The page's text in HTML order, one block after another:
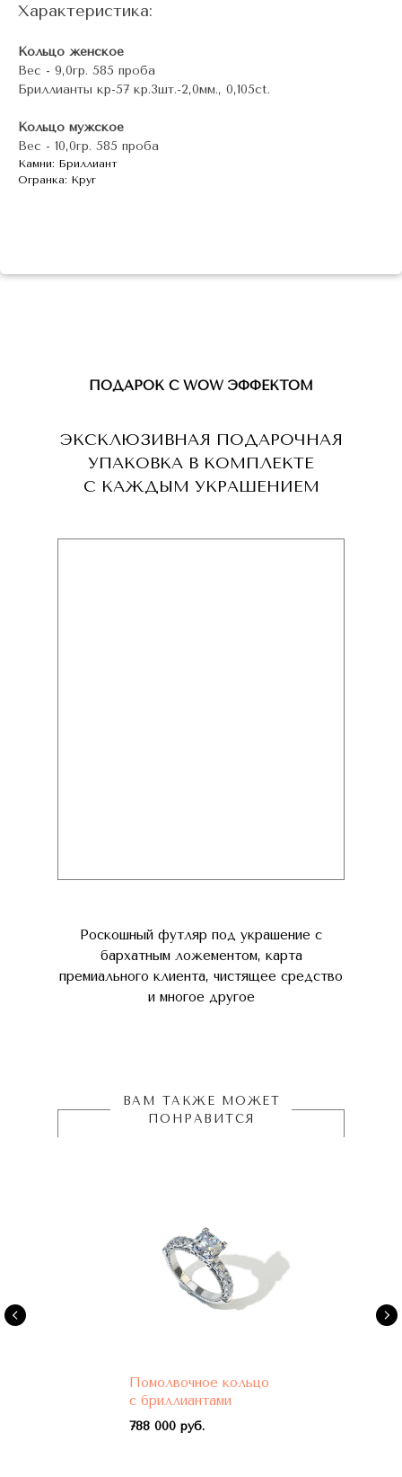
Характеристика:
Кольцо женское
Вес - 9,0гр. 585 проба
Бриллианты кр-57 кр.3шт.-2,0мм., 0,105ct.
Кольцо мужское
Вес - 10,0гр. 585 проба
Камни: Бриллиант
Огранка: Круг
ЭКСКЛЮЗИВНАЯ ПОДАРОЧНАЯ
УПАКОВКА В КОМПЛЕКТЕ
С КАЖДЫМ УКРАШЕНИЕМ
Роскошный футляр под украшение с
бархатным ложементом, карта
премиального клиента, чистящее средство
и многое другое
ПОДАРОК С WOW ЭФФЕКТОМ
ВАМ ТАКЖЕ МОЖЕТ
ПОНРАВИТСЯ
Помолвочное кольцо
с бриллиантами
788 000 руб.